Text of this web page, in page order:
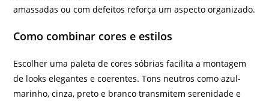
amassadas ou com defeitos reforça um aspecto organizado.
Como combinar cores e estilos
Escolher uma paleta de cores sóbrias facilita a montagem
de looks elegantes e coerentes. Tons neutros como azul-
marinho, cinza, preto e branco transmitem serenidade e